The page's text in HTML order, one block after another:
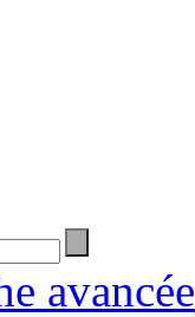
avancée